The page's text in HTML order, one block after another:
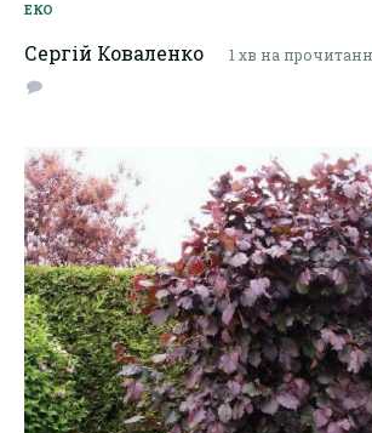
ЕКО
Сергій Коваленко 1 хв на